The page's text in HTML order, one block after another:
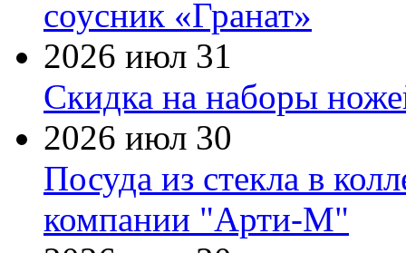
соусник «Гранат»
2026 июл 31
Скидка на наборы
2026 июл 30
Посуда из стекла в
компании "Арти-М"